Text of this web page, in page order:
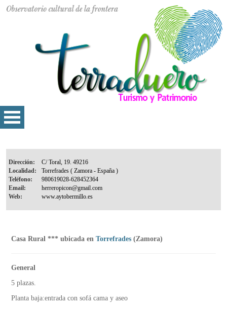
Dirección:
Localidad:
Teléfono:
Email:
Web:
Casa Rural *** ubicada en Torrefrades (Zamora)
General
5 plazas.
Planta baja:entrada con sofá cama y aseo